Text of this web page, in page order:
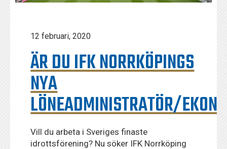
12 februari, 2020
ÄR DU IFK NORRKÖPINGS
NYA
LÖNEADMINISTRATÖR/
Vill du arbeta i Sveriges finaste
idrottsförening? Nu söker IFK Norrköping